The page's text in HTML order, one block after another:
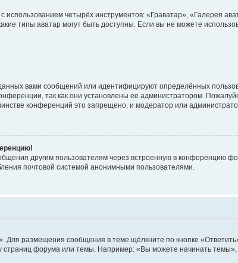
четырёх инструментов: «Граватар», «Галерея
типы аватар могут быть доступны. Если вы не можете
вами сообщений или идентифицируют определённых
так как они установлены её администратором.
конференций это запрещено, и модератор или
другим пользователям через встроенную в конференцию
почтовой системой анонимными пользователями.
размещения сообщения в теме щёлкните по кнопке
страниц форума или темы. Например: «Вы можете начинать